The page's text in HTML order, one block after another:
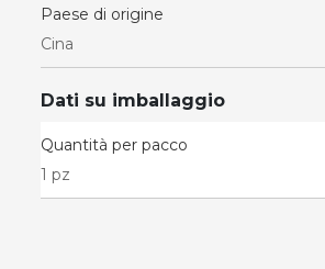
Paese di origine
Cina
Dati su imballaggio
Quantità per pacco
1 pz